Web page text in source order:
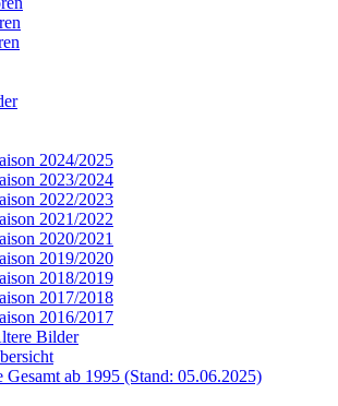
2024/2025
2023/2024
2022/2023
2021/2022
2020/2021
2019/2020
2018/2019
2017/2018
2016/2017
Bilder
Gesamt ab 1995 (Stand: 05.06.2025)